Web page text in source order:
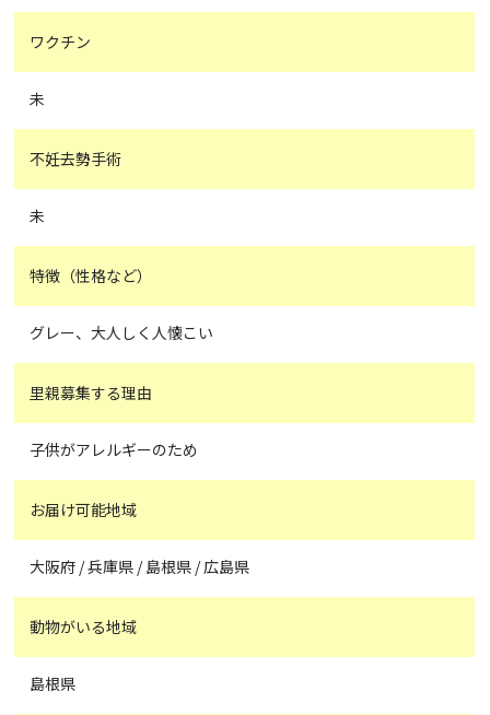
ワクチン
未
不妊去勢手術
未
特徴（性格など）
グレー、大人しく人懐こい
里親募集する理由
子供がアレルギーのため
お届け可能地域
大阪府 / 兵庫県 / 島根県 / 広島県
動物がいる地域
島根県